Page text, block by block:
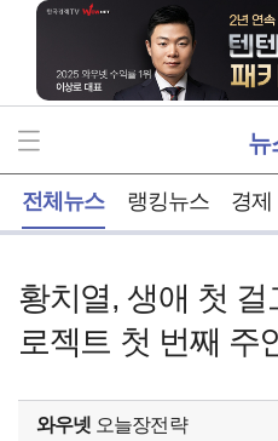
뉴
전체뉴스 랭킹뉴스 경제
황치열, 생애 첫
로젝트 첫 번째 주
와우넷 오늘장전략